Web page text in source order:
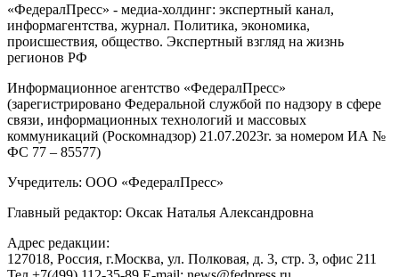
«ФедералПресс» - медиа-холдинг: экспертный канал,
информагентства, журнал. Политика, экономика,
происшествия, общество. Экспертный взгляд на жизнь
регионов РФ
Информационное агентство «ФедералПресс»
(зарегистрировано Федеральной службой по надзору в сфере
связи, информационных технологий и массовых
коммуникаций (Роскомнадзор) 21.07.2023г. за номером ИА №
ФС 77 – 85577)
Учредитель: ООО «ФедералПресс»
Главный редактор: Оксак Наталья Александровна
Адрес редакции:
127018, Россия, г.Москва, ул. Полковая, д. 3, стр. 3, офис 211